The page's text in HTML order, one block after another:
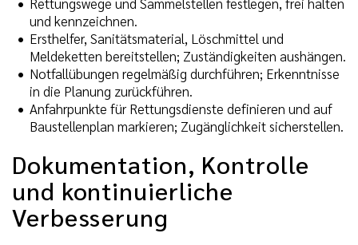
und kennzeichnen.
Ersthelfer, Sanitätsmaterial, Löschmittel und
Meldeketten bereitstellen; Zuständigkeiten aushängen.
Notfallübungen regelmäßig durchführen; Erkenntnisse
in die Planung zurückführen.
Anfahrpunkte für Rettungsdienste definieren und auf
Baustellenplan markieren; Zugänglichkeit sicherstellen.
Dokumentation, Kontrolle
und kontinuierliche
Verbesserung